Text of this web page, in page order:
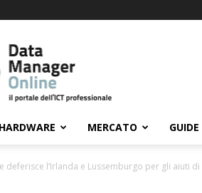
Data
Manager
Online
HARDWARE MERCATO
deferisce l’Irlanda e Lussemburgo per gli aiuti